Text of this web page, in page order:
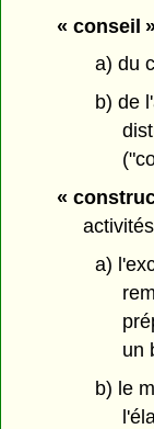
« conseil
a) du
b) de
«
a)
un
b) le